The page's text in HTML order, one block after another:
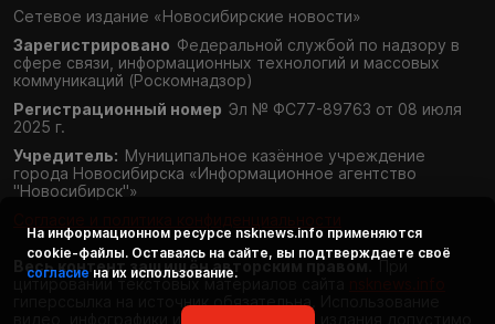
Сетевое издание «Новосибирские новости»
Зарегистрировано Федеральной службой по надзору в
сфере связи, информационных технологий и массовых
коммуникаций (Роскомнадзор)
Регистрационный номер Эл № ФС77-89763 от 08 июля
2025 г.
Учредитель: Муниципальное казённое учреждение
города Новосибирска «Информационное агентство
"Новосибирск"»
Весь контент защищён авторским правом. При
цитировании текстовых материалов сайта
гиперссылка на источник обязательна. Использование
видео, инфографики и фотоматериалов издания допустимо
На информационном ресурсе nsknews.info применяются
cookie-файлы. Оставаясь на сайте, вы подтверждаете своё
согласие на их использование.